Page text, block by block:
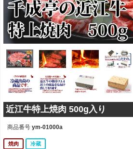
近江牛特上焼肉 500g入り
商品番号 ym-01000a
焼肉 冷蔵